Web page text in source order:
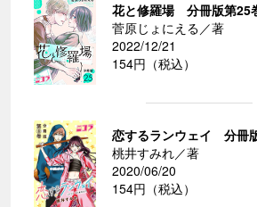
花と修羅場 分冊版第25
菅原じょにえる／著
2022/12/21
154円（税込）
恋するランウェイ 分冊
桃井すみれ／著
2020/06/20
154円（税込）